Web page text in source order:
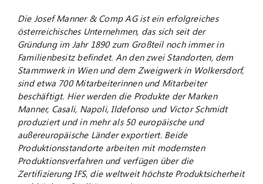
Die Josef Manner & Comp AG ist ein erfolgreiches
österreichisches Unternehmen, das sich seit der
Gründung im Jahr 1890 zum Großteil noch immer in
Familienbesitz befindet. An den zwei Standorten, dem
Stammwerk in Wien und dem Zweigwerk in Wolkersdorf,
sind etwa 700 Mitarbeiterinnen und Mitarbeiter
beschäftigt. Hier werden die Produkte der Marken
Manner, Casali, Napoli, Ildefonso und Victor Schmidt
produziert und in mehr als 50 europäische und
außereuropäische Länder exportiert. Beide
Produktionsstandorte arbeiten mit modernsten
Produktionsverfahren und verfügen über die
Zertifizierung IFS, die weltweit höchste Produktsicherheit